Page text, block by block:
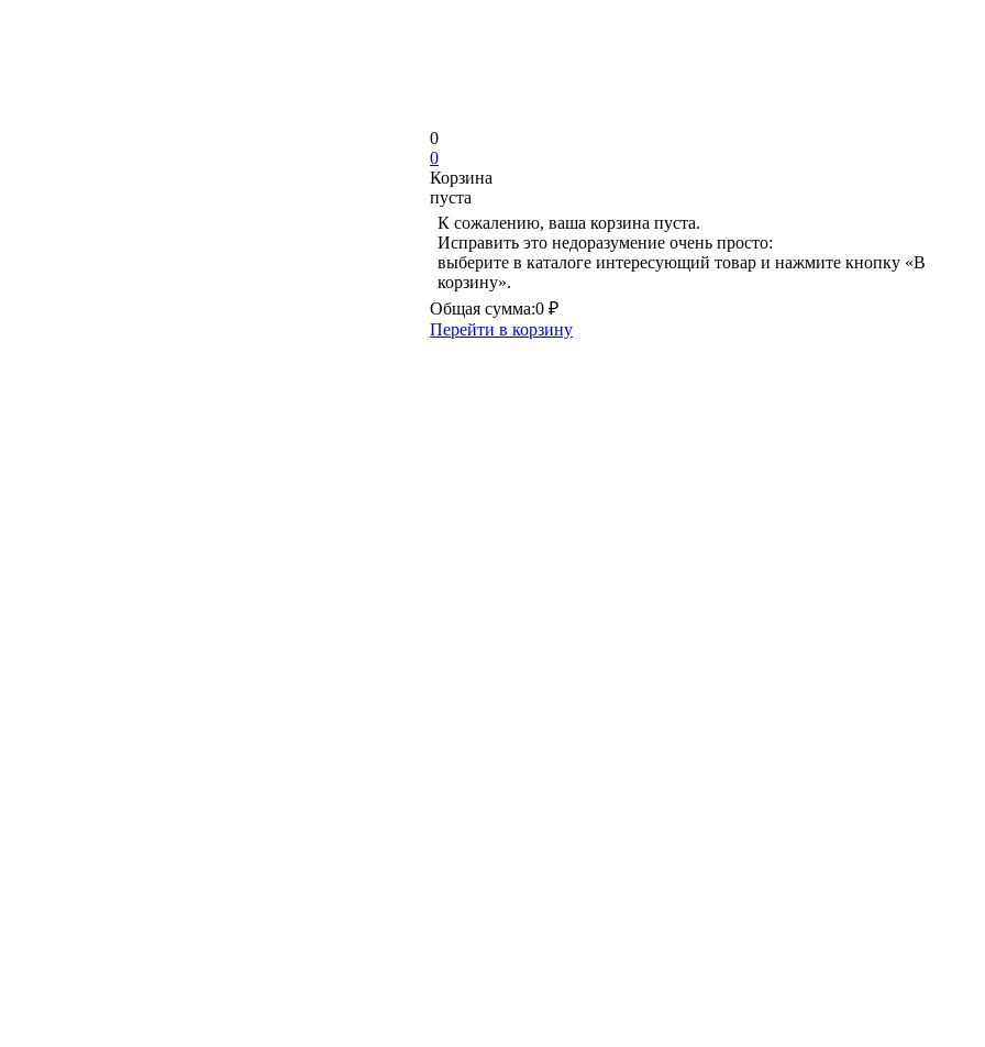
0
0
Корзина
пуста
К сожалению, ваша корзина пуста.
Исправить это недоразумение очень просто:
выберите в каталоге интересующий товар и нажмите кнопку «В
корзину».
Общая сумма:0 ₽
Перейти в корзину